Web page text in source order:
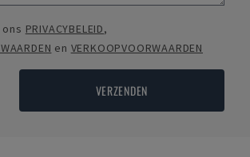
PRIVACYBELEID,
en VERKOOPVOORWAARDEN
VERZENDEN